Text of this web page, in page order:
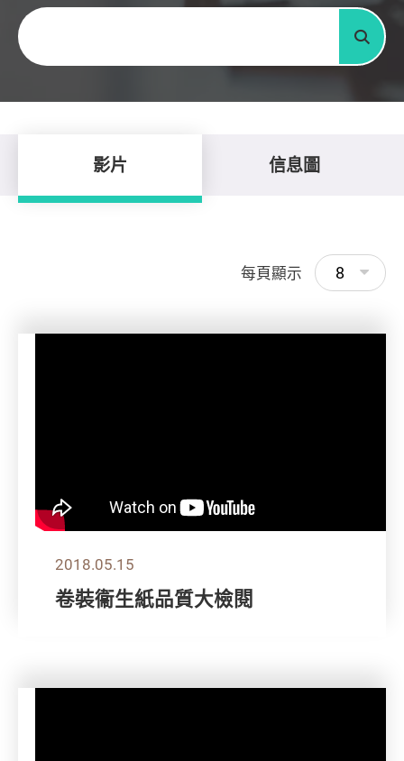
關鍵字
搜尋
影片 信息圖
每頁顯示 8
2018.05.15
卷裝衞生紙品質大檢閱